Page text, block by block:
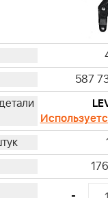
587